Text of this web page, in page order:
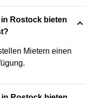
Rostock bieten
Mietern einen